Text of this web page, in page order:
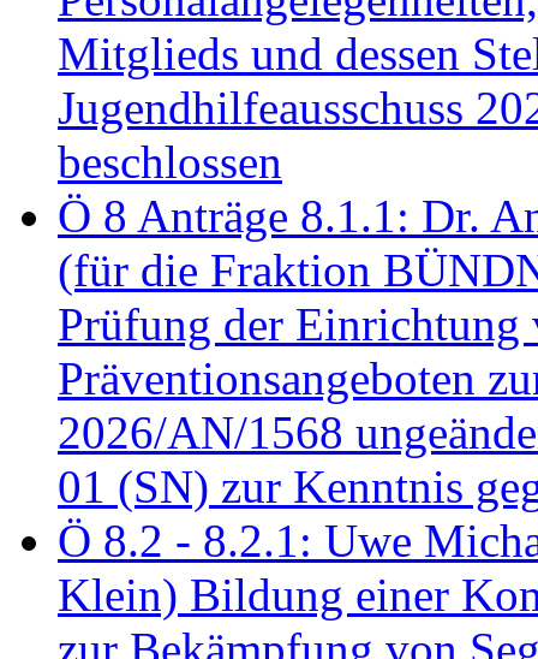
Mitglieds und dessen
Jugendhilfeausschuss
beschlossen
Ö 8 Anträge 8.1.1: Dr.
(für die Fraktion
Prüfung der Einrichtung
Präventionsangeboten
2026/AN/1568
01 (SN) zur Kenntnis
Ö 8.2 - 8.2.1: Uwe
Klein) Bildung einer
zur Bekämpfung von